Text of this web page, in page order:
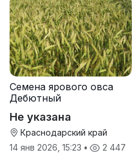
Семена ярового овса
Дебютный
Не указана
Краснодарский край
14 янв 2026, 15:23 • 2 447